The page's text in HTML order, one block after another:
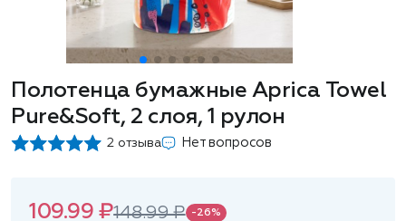
Полотенца бумажные Aprica Towel
Pure&Soft, 2 слоя, 1 рулон
2 отзыва Нет вопросов
109.99 ₽148.99 ₽ -26%